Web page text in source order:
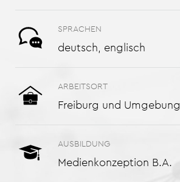
SPRACHEN
deutsch, englisch
ARBEITSORT
Freiburg und Umgebung
AUSBILDUNG
Medienkonzeption B.A.